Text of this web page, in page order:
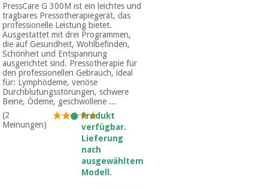
Orthopädie
Chirurgische
instrumente
(ausverkauf)
Sport
und
spiele
Sanitärkleiderschränke
Veterinärmedizin
PressCare G 300M ist ein leichtes und
tragbares Pressotherapiegerät, das
professionelle Leistung bietet.
Ausgestattet mit drei Programmen,
die auf Gesundheit, Wohlbefinden,
Schönheit und Entspannung
ausgerichtet sind. Pressotherapie für
den professionellen Gebrauch, ideal
für: Lymphödeme, venöse
Durchblutungsstörungen, schwere
Beine, Ödeme, geschwollene ...
(2
Meinungen)
Produkt
verfügbar.
Lieferung
nach
ausgewähltem
Modell.